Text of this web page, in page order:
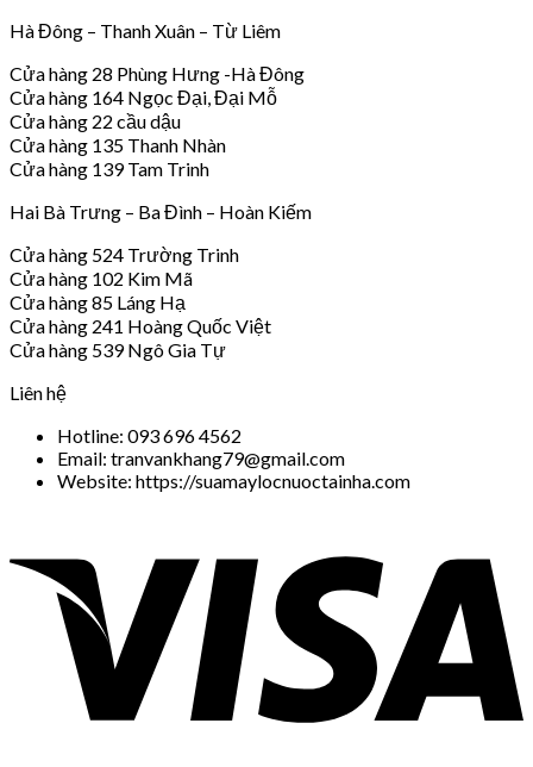
Hà Đông – Thanh Xuân – Từ Liêm
Cửa hàng 28 Phùng Hưng -Hà Đông
Cửa hàng 164 Ngọc Đại, Đại Mỗ
Cửa hàng 22 cầu dậu
Cửa hàng 135 Thanh Nhàn
Cửa hàng 139 Tam Trinh
Hai Bà Trưng – Ba Đình – Hoàn Kiếm
Cửa hàng 524 Trường Trinh
Cửa hàng 102 Kim Mã
Cửa hàng 85 Láng Hạ
Cửa hàng 241 Hoàng Quốc Việt
Cửa hàng 539 Ngô Gia Tự
Liên hệ
Hotline: 093 696 4562
Email: tranvankhang79@gmail.com
Website: https://suamaylocnuoctainha.com